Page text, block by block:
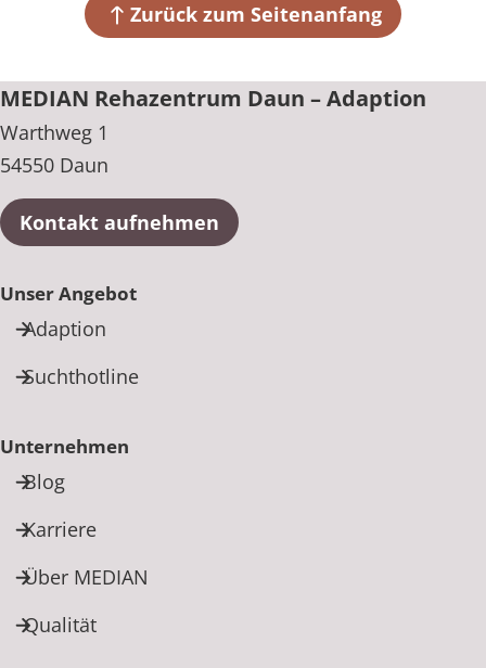
54550 DaunZurück zum Seitenanfang
MEDIAN Rehazentrum Daun – Adaption
Warthweg 1
54550 Daun
Kontakt aufnehmen
Unser Angebot
Adaption
Suchthotline
Unternehmen
Blog
Karriere
Über MEDIAN
Qualität